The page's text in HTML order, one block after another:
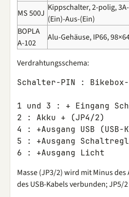
MS 500J
Kippschalter, 2-polig,
(Ein)-Aus-(Ein)
BOPLA
A-102
Alu-Gehäuse, IP66,
Verdrahtungsschema:
Schalter-PIN :
1 und 3 : + Eingang
2 : Akku + (JP4/2)
4 : +Ausgang USB
5 : +Ausgang
Masse (JP3/2) wird mit Minus
des USB-Kabels verbunden; JP5/